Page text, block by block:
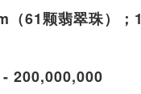
（61颗翡翠珠）
200,000,000